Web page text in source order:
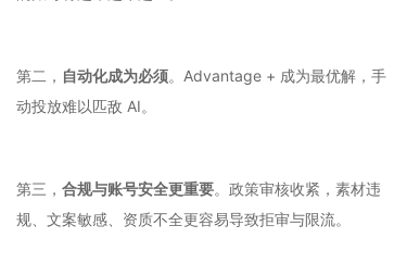
第二， 自动化成为必须。Advantage + 成为最优解，手
动投放难以匹敌 AI。
第三， 合规与账号安全更重要。政策审核收紧，素材违
规、文案敏感、资质不全更容易导致拒审与限流。